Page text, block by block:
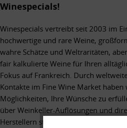
Winespecials!
Winespecials vertreibt seit 2003 im
hochwertige und rare Weine,
wahre Schätze und Weltraritäten,
fair kalkulierte Weine für Ihren
Fokus auf Frankreich. Durch
Kontakte im Fine Wine Market haben
Möglichkeiten, Ihre Wünsche zu
über Weinkeller-Auflösungen und
Herstellern stets neue und exzellente